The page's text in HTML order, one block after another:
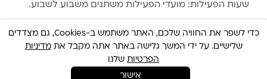
שעות הפעילות: מועדי הפעילות משתנים משבוע לשבוע.
כדי לשפר את החוויה שלכם, האתר משתמש ב-Cookies, גם מצדדים
שלישיים. על ידי המשך גלישה באתר אתה מקבל אתמדיניות
הפרטיות שלנו
אישור